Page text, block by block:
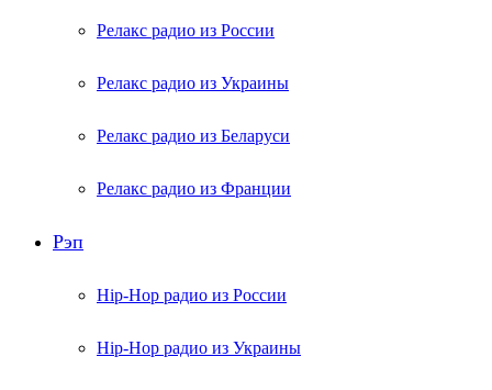
Релакс радио из России
Релакс радио из Украины
Релакс радио из Беларуси
Релакс радио из Франции
Рэп
Hip-Hop радио из России
Hip-Hop радио из Украины